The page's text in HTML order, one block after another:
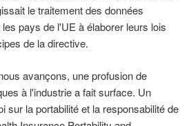
le traitement des données
pays de l'UE à élaborer leurs lois
de la directive.
avançons, une profusion de
à l'industrie a fait surface. Un
sur la portabilité et la responsabilité de